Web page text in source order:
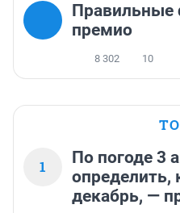
Правильные
премио
8 302 10
1
По погоде 3
определить,
декабрь, —